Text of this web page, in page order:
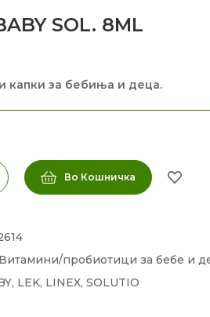
SOL. 8ML
капки за бебиња и деца.
Во Кошничка
Витамини/пробиотици за бебе и
, LEK, LINEX, SOLUTIO